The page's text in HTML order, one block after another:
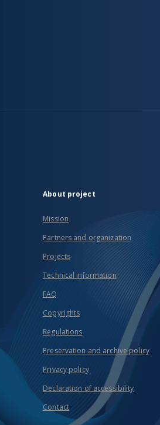
About project
Mission
Partners and organization
Projects
Technical information
FAQ
Copyrights
Regulations
Preservation and archive policy
Privacy policy
Declaration of accessibility
Contact